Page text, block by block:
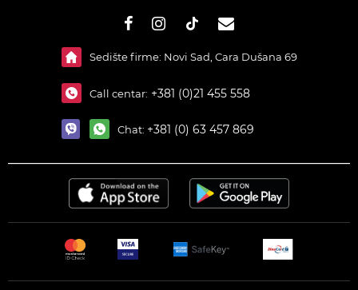
Sedište firme: Novi Sad, Cara Dušana 69
Call centar: +381 (0)21 455 558
Chat: +381 (0) 63 457 869